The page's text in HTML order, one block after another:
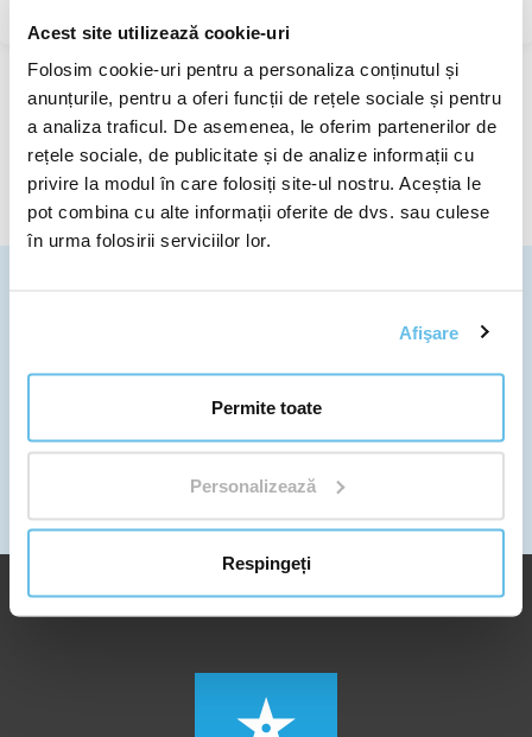
Acest site utilizează cookie-uri
Folosim cookie-uri pentru a personaliza conținutul și
anunțurile, pentru a oferi funcții de rețele sociale și pentru
a analiza traficul. De asemenea, le oferim partenerilor de
rețele sociale, de publicitate și de analize informații cu
privire la modul în care folosiți site-ul nostru. Aceștia le
pot combina cu alte informații oferite de dvs. sau culese
în urma folosirii serviciilor lor.
Afişare
Permite toate
Personalizează
Respingeți
Afișare 1 până la 2 de la 2 înregistrări
Mai multe informații despre transport
info@bewit.ro
VĂ RUGĂM SĂ NE SUNAȚI
+40 312 295 797
ORARUL DE LUCRU